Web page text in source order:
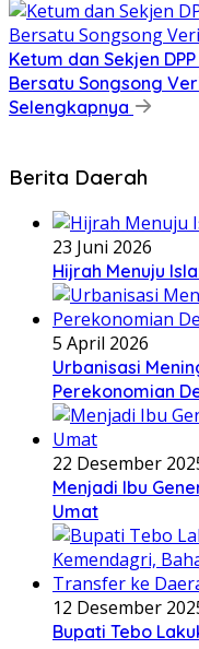
Ketum dan Sekjen
Bersatu Songsong
Selengkapnya
Berita Daerah
23 Juni 2026
Hijrah Menuju
5 April 2026
Urbanisasi
Perekonomian
22 Desember
Menjadi Ibu
Umat
12 Desember
Bupati Tebo